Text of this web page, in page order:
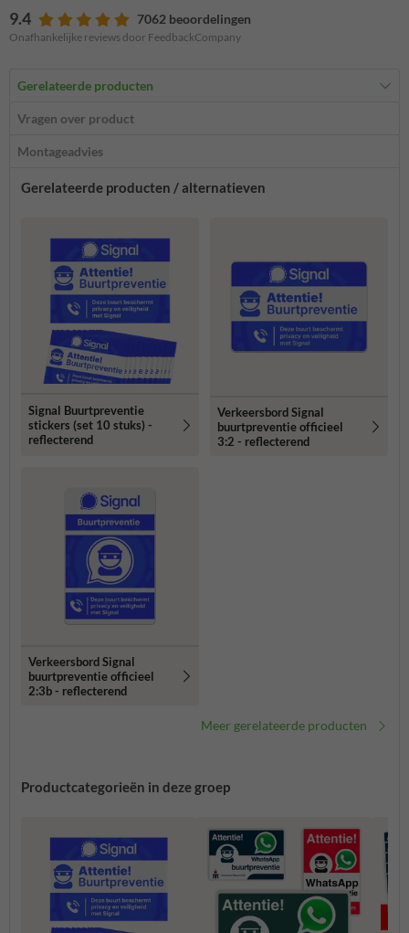
9.4 7062 beoordelingen
Onafhankelijke reviews door FeedbackCompany
Gerelateerde producten
Vragen over product
Montageadvies
Gerelateerde producten / alternatieven
Signal Buurtpreventie
stickers (set 10 stuks) -
reflecterend
Verkeersbord Signal
buurtpreventie officieel
3:2 - reflecterend
Verkeersbord Signal
buurtpreventie officieel
2:3b - reflecterend
Meer gerelateerde producten
Productcategorieën in deze groep